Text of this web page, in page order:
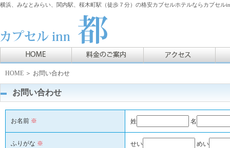
横浜、みなとみらい、関内駅、桜木町駅（徒歩７分）の格安カプセルホテルならカプセル
HOME ＞ お問い合わせ
お問い合わせ
お名前 ※ 姓 名
ふりがな ※ せい めい